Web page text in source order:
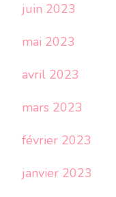
juin 2023
mai 2023
avril 2023
mars 2023
février 2023
janvier 2023